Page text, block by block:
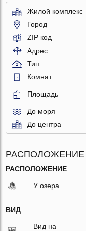
Жилой комплекс
Город
ZIP код
Адрес
Тип
Комнат
Площадь
До моря
До центра
РАСПОЛОЖЕНИЕ
РАСПОЛОЖЕНИЕ
У озера
ВИД
Вид на